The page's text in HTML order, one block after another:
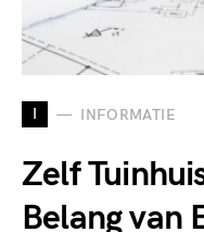
I INFORMATIE
Zelf
Belang van